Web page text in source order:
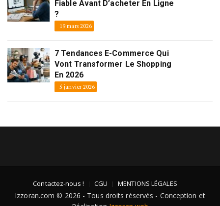
Fiable Avant D’acheter En Ligne
?
19 mars 2026
7 Tendances E-Commerce Qui
Vont Transformer Le Shopping
En 2026
5 janvier 2026
Contactez-nous ! CGU MENTIONS LÉGALES
Izzoran.com © 2026 - Tous droits réservés - Conception et